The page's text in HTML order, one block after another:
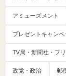
アミューズメント
プレゼントキャン
TV局・新聞社・フ
政党・政治 郵